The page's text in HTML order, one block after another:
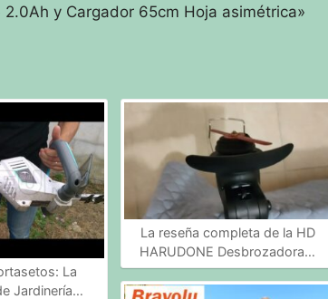
y Cargador 65cm Hoja asimétrica»
La
Jardinería…
La reseña completa de la HD
HARUDONE Desbrozadora…